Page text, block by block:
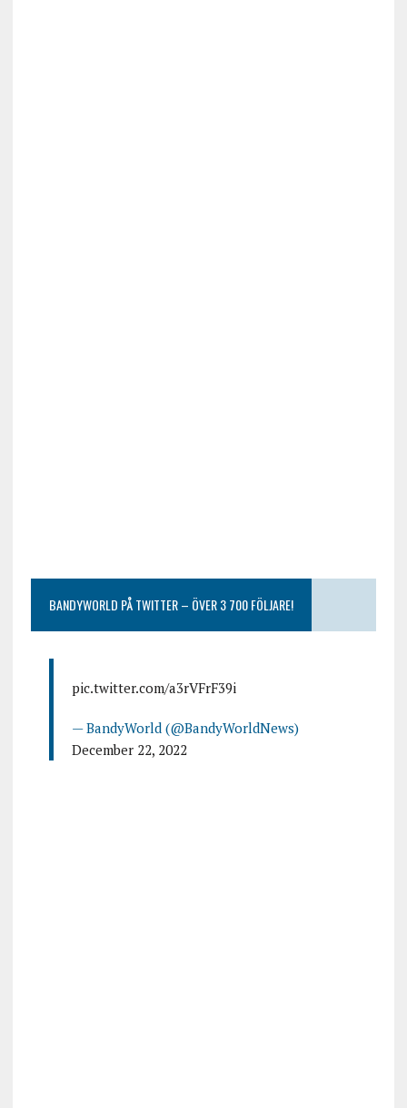
BANDYWORLD PÅ TWITTER – ÖVER 3 700 FÖLJARE!
pic.twitter.com/a3rVFrF39i
— BandyWorld (@BandyWorldNews)
December 22, 2022